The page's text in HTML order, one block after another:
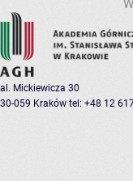
al. Mickiewicza 30
30-059 Kraków tel: +48 12